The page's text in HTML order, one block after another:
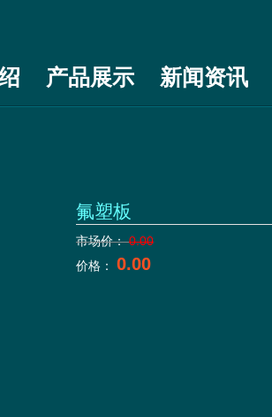
产品展示 新闻资讯
氟塑板
市场价：0.00
价格： 0.00